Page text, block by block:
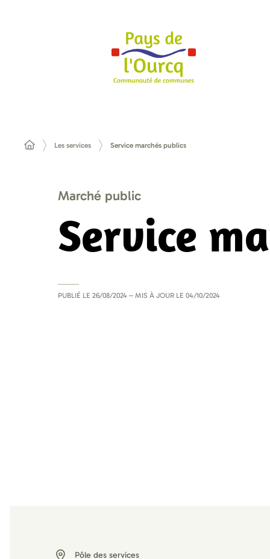
Les services Service marchés publics
Marché public
Service
PUBLIÉ LE 26/08/2024 – MIS À JOUR LE 04/10/2024
Pôle des services